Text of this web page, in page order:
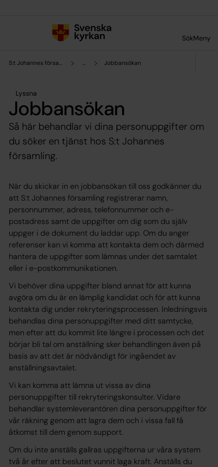
SökMeny
S:t Johannes församling ... Jobbansökan
Lyssna
Jobbansökan
Så här behandlar vi dina personuppgifter om
du söker en tjänst hos S:t Johannes
församling.
När du skickar in en jobbansökan till oss godkänner du
att S:t Johannes församling registrerar namn,
personnummer, adress, telefonnummer och e-
postadress samt de uppgifter om dig som du själv
uppger i de dokument du laddar upp. Om du anger
referenser kan vi komma att kontakta dem och därmed
hantera de uppgifter som lämnas under det samtalet
eller i e-postkommunikationen.
Vi behöver dina uppgifter bland annat för att kunna
avgöra om du är en lämplig kandidat och för att kunna
kontakta dig under rekryteringsprocessen. Inledningsvis
behandlas dina personuppgifter med ditt samtycke,
men efter att du kommit lite längre i processen och det
börjar bli tal om anställning sker behandlingen även på
basis av att det är nödvändigt för ingåendet av
anställningsavtalet.
Vi kan komma att lämna ut vissa av dina
personuppgifter till rekryteringskonsulter. Vidare
behandlar systemleverantören dina personuppgifter för
vår räkning genom att lagra dem och i vissa fall få
åtkomst till dem genom support.
Om du inte anställs gallras uppgifterna ur våra system
två år efter att beslutet vunnit laga kraft. Anställs du